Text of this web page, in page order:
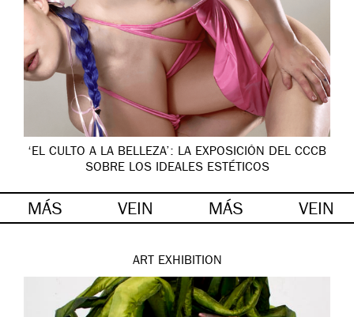
‘EL CULTO A LA BELLEZA’: LA EXPOSICIÓN DEL CCCB
SOBRE LOS IDEALES ESTÉTICOS
MÁS VEIN MÁS VEIN
ART EXHIBITION